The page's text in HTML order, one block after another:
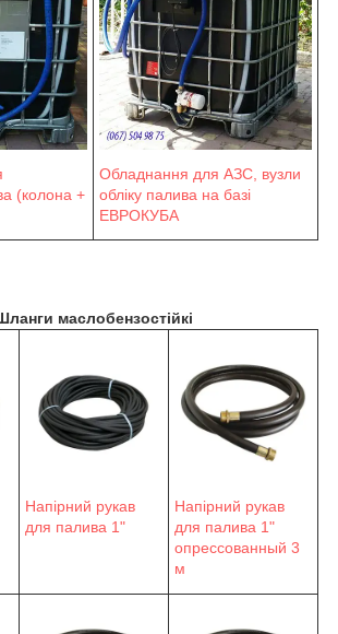
(колона +
Обладнання для АЗС, вузли
обліку палива на базі
ЕВРОКУБА
маслобензостійкі
Напірний рукав
для палива 1"
Напірний рукав
для палива 1"
опрессованный 3
м